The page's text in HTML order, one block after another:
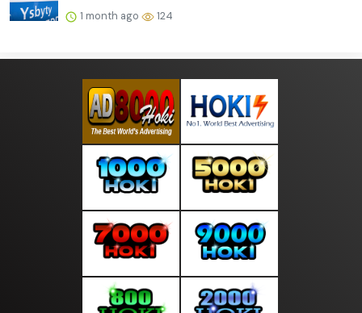
1 month ago 124